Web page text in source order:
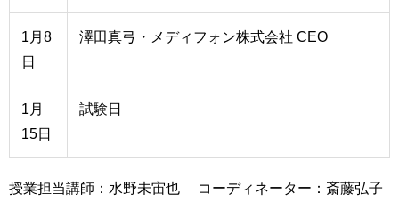
1月8
日
澤田真弓・メディフォン株式会社 CEO
1月
15日
試験日
授業担当講師：水野未宙也 コーディネーター：斎藤弘子